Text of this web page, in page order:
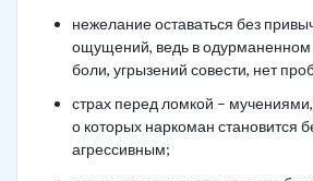
нежелание оставаться без
ощущений, ведь в одурманенном
боли, угрызений совести, нет
страх перед ломкой –
о которых наркоман становится
агрессивным;